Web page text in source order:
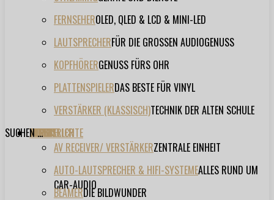
FERNSEHEROLED, QLED & LCD & MINI-LED
LAUTSPRECHERFÜR DIE GROSSEN AUDIOGENUSS
KOPFHÖRERGENUSS FÜRS OHR
PLATTENSPIELERDAS BESTE FÜR VINYL
VERSTÄRKER (KLASSISCH)TECHNIK DER ALTEN SCHULE
TESTBERICHTE
AV RECEIVER/ VERSTÄRKERZENTRALE EINHEIT
AUTO-LAUTSPRECHER & HIFI-SYSTEMEALLES RUND UM
CAR-AUDIO
BEAMERDIE BILDWUNDER
FORUM
FILME
VIDEOS
HERSTELLER
EVENT
SUCHEN ...